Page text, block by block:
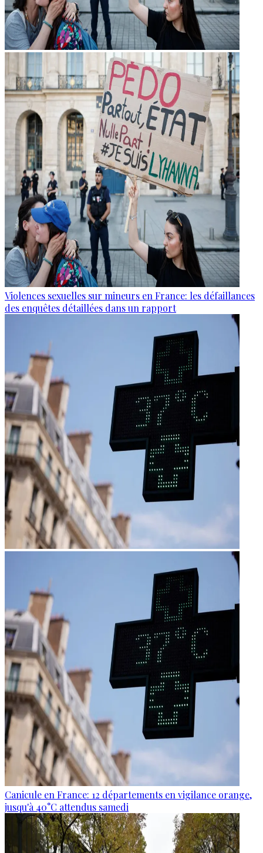
Violences sexuelles sur mineurs en France: les défaillances
des enquêtes détaillées dans un rapport
Canicule en France: 12 départements en vigilance orange,
jusqu'à 40°C attendus samedi